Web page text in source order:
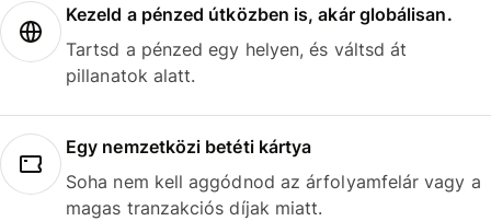
Kezeld a pénzed útközben is, akár globálisan.
Tartsd a pénzed egy helyen, és váltsd át
pillanatok alatt.
Egy nemzetközi betéti kártya
Soha nem kell aggódnod az árfolyamfelár vagy a
magas tranzakciós díjak miatt.